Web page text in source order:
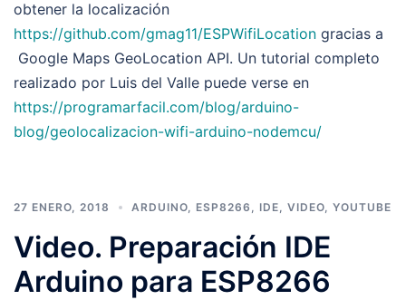
obtener la localización
https://github.com/gmag11/ESPWifiLocation gracias a
Google Maps GeoLocation API. Un tutorial completo
realizado por Luis del Valle puede verse en
https://programarfacil.com/blog/arduino-
blog/geolocalizacion-wifi-arduino-nodemcu/
27 ENERO, 2018 ARDUINO ESP8266 IDE VIDEO YOUTUBE
Video. Preparación IDE
Arduino para ESP8266